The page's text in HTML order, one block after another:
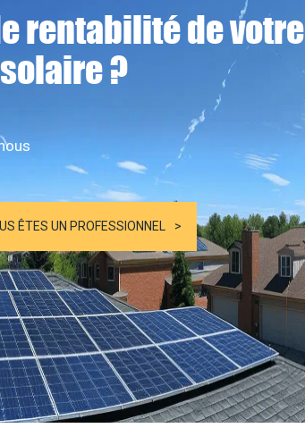
rentabilité de votre
?
ÊTES UN PROFESSIONNEL